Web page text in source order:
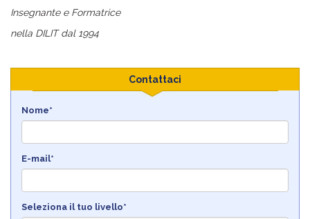
Insegnante e Formatrice
nella DILIT dal 1994
Contattaci
Nome*
E-mail*
Seleziona il tuo livello*